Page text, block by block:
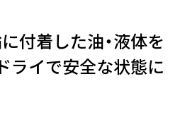
付着した油・液体を
ライで安全な状態に